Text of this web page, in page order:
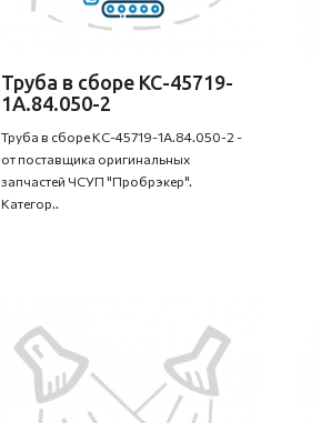
Труба в сборе КС-45719-
1А.84.050-2
Труба в сборе КС-45719-1А.84.050-2 -
от поставщика оригинальных
запчастей ЧСУП "Пробрэкер".
Категор..